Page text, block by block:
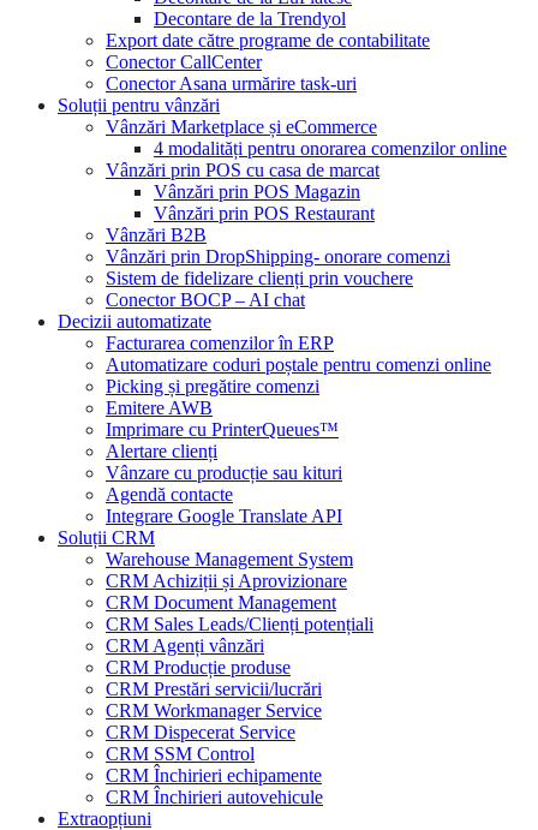
Decontare de la Trendyol
Export date către programe de contabilitate
Conector CallCenter
Conector Asana urmărire task-uri
Soluții pentru vânzări
Vânzări Marketplace și eCommerce
4 modalități pentru onorarea comenzilor online
Vânzări prin POS cu casa de marcat
Vânzări prin POS Magazin
Vânzări prin POS Restaurant
Vânzări B2B
Vânzări prin DropShipping- onorare comenzi
Sistem de fidelizare clienți prin vouchere
Conector BOCP – AI chat
Decizii automatizate
Facturarea comenzilor în ERP
Automatizare coduri poștale pentru comenzi online
Picking și pregătire comenzi
Emitere AWB
Imprimare cu PrinterQueues™
Alertare clienți
Vânzare cu producție sau kituri
Agendă contacte
Integrare Google Translate API
Soluții CRM
Warehouse Management System
CRM Achiziții și Aprovizionare
CRM Document Management
CRM Sales Leads/Clienți potențiali
CRM Agenți vânzări
CRM Producție produse
CRM Prestări servicii/lucrări
CRM Workmanager Service
CRM Dispecerat Service
CRM SSM Control
CRM Închirieri echipamente
CRM Închirieri autovehicule
Extraopțiuni